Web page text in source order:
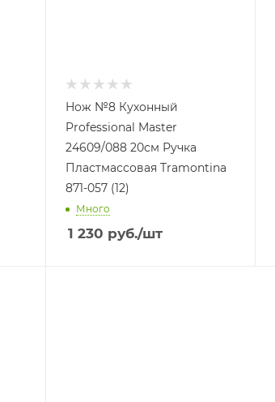
Нож №8 Кухонный
Professional Master
24609/088 20см Ручка
Пластмассовая Tramontina
871-057 (12)
Много
1 230 руб./шт